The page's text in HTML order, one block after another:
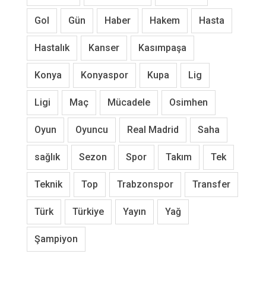
Gol Gün Haber Hakem Hasta
Hastalık Kanser Kasımpaşa
Konya Konyaspor Kupa Lig
Ligi Maç Mücadele Osimhen
Oyun Oyuncu Real Madrid Saha
sağlık Sezon Spor Takım Tek
Teknik Top Trabzonspor Transfer
Türk Türkiye Yayın Yağ
Şampiyon